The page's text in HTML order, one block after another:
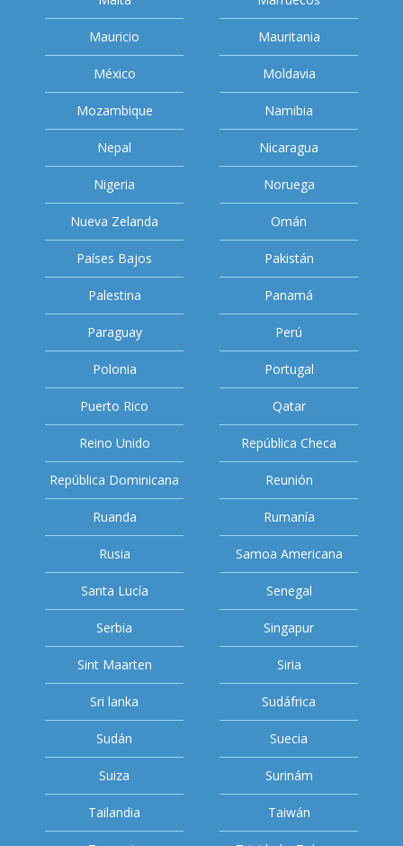
Mauricio Mauritania
México Moldavia
Mozambique Namibia
Nepal Nicaragua
Nigeria Noruega
Nueva Zelanda Omán
Países Bajos Pakistán
Palestina Panamá
Paraguay Perú
Polonia Portugal
Puerto Rico Qatar
Reino Unido República Checa
República Dominicana Reunión
Ruanda Rumanía
Rusia Samoa Americana
Santa Lucía Senegal
Serbia Singapur
Sint Maarten Siria
Sri lanka Sudáfrica
Sudán Suecia
Suiza Surinám
Tailandia Taiwán